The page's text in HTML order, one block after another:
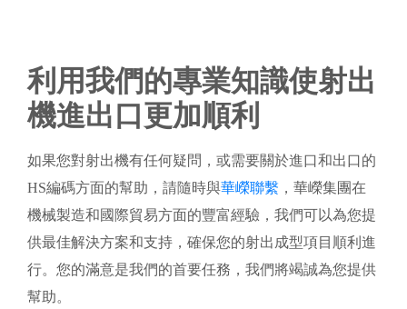
利用我們的專業知識使射出
機進出口更加順利
如果您對射出機有任何疑問，或需要關於進口和出口的
HS編碼方面的幫助，請隨時與華嶸聯繫 ，華嶸集團在
機械製造和國際貿易方面的豐富經驗，我們可以為您提
供最佳解決方案和支持，確保您的射出成型項目順利進
行。您的滿意是我們的首要任務，我們將竭誠為您提供
幫助。